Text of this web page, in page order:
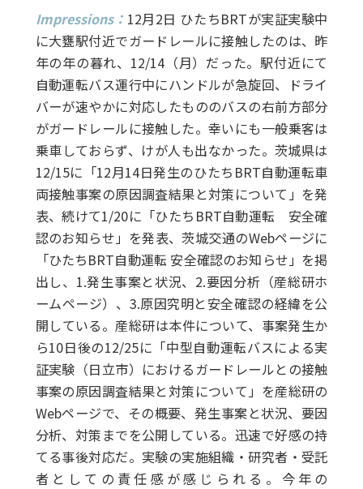
Impressions： 12月2日 ひたちBRTが実証実験中
に大甕駅付近でガードレールに接触したのは、昨
年の年の暮れ、12/14（月）だった。駅付近にて
自動運転バス運行中にハンドルが急旋回、ドライ
バーが速やかに対応したもののバスの右前方部分
がガードレールに接触した。幸いにも一般乗客は
乗車しておらず、けが人も出なかった。茨城県は
12/15に「12月14日発生のひたちBRT自動運転車
両接触事案の原因調査結果と対策について」を発
表、続けて1/20に「ひたちBRT自動運転 安全確
認のお知らせ」を発表、茨城交通のWebページに
「ひたちBRT自動運転 安全確認のお知らせ」を掲
出し、1.発生事案と状況、2.要因分析（産総研ホ
ームページ）、3.原因究明と安全確認の経緯を公
開している。産総研は本件について、事案発生か
ら10日後の12/25に「中型自動運転バスによる実
証実験（日立市）におけるガードレールとの接触
事案の原因調査結果と対策について」を産総研の
Webページで、その概要、発生事案と状況、要因
分析、対策までを公開している。迅速で好感の持
てる事後対応だ。実験の実施組織・研究者・受託
者としての責任感が感じられる。今年の